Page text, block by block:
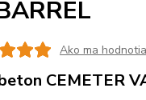
Ako ma
CEMETER